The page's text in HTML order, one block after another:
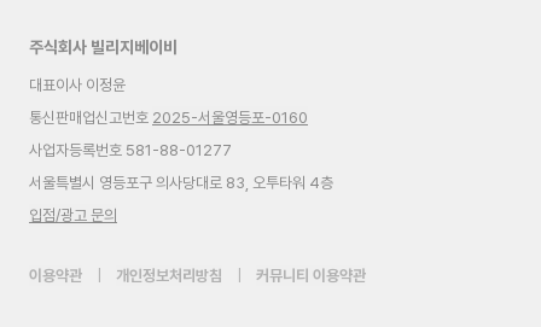
주식회사 빌리지베이비
대표이사 이정윤
통신판매업신고번호 2025-서울영등포-0160
사업자등록번호 581-88-01277
서울특별시 영등포구 의사당대로 83, 오투타워 4층
입점/광고 문의
이용약관 개인정보처리방침 커뮤니티 이용약관